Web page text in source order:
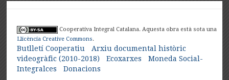
Cooperativa Integral Catalana. Aquesta obra està sota una
Llicència Creative Commons.
Butlletí Cooperatiu
Arxiu documental històric
videogràfic (2010-2018)
Ecoxarxes
Moneda Social-
Integralces
Donacions